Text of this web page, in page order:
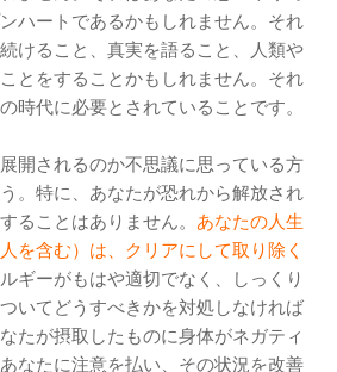
ハートであるかもしれません。それ
けること、真実を語ること、人類や
とをすることかもしれません。それ
時代に必要とされていることです。
開されるのか不思議に思っている方
。特に、あなたが恐れから解放され
ることはありません。 あなたの人生
を含む）は、クリアにして取り除く
ギーがもはや適切でなく、しっくり
いてどうすべきかを対処しなければ
たが摂取したものに身体がネガティ
なたに注意を払い、その状況を改善